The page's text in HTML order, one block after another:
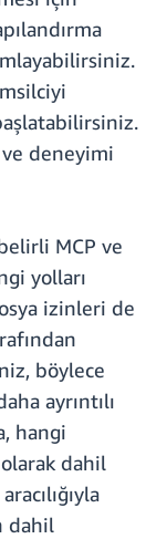
deneyimi
MCP ve
yolları
izinleri de
böylece
ayrıntılı
hangi
dahil
dahil